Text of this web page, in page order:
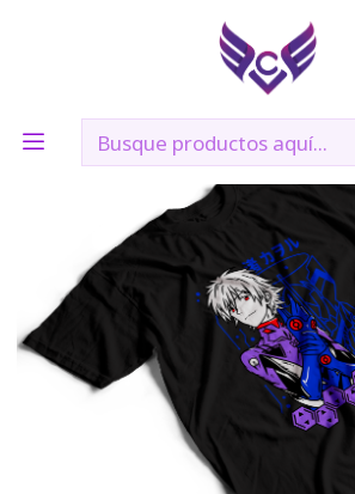
🛠️ Confección: 2 días hábiles | 🚚 Envíos
MECHA Kaworu